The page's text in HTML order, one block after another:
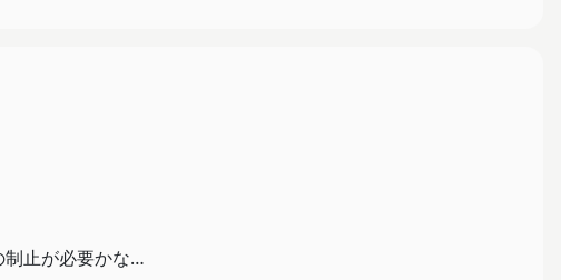
制止が必要かな…